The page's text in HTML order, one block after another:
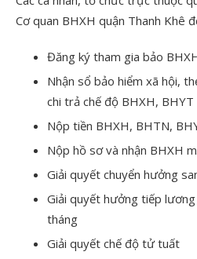
Cơ quan BHXH quận Thanh Khê
Đăng ký tham gia bảo
Nhận sổ bảo hiểm xã hội,
chi trả chế độ BHXH, BHYT
Nộp tiền BHXH, BHTN,
Nộp hồ sơ và nhận BHXH
Giải quyết chuyển hưởng
Giải quyết hưởng tiếp
tháng
Giải quyết chế độ tử tuất